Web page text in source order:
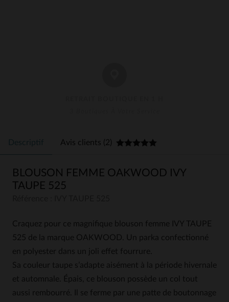
Descriptif Avis clients (2)
BLOUSON FEMME OAKWOOD IVY
TAUPE 525
Craquez pour ce magnifique blouson femme IVY TAUPE
525 de la marque OAKWOOD. Un parka confectionné
en polyester dans un joli effet fourrure.
Sa couleur taupe s’adapte aisément à la période hivernale
et automnale. Épais, ce blouson possède un col tout
aussi rembourré. Il se ferme par une patte de boutonnage